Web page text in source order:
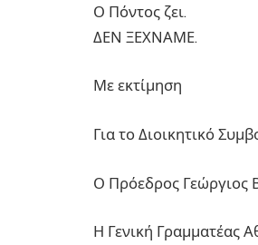
Ο Πόντος ζει.
ΔΕΝ ΞΕΧΝΑΜΕ.
Με εκτίμηση
Για το Διοικητικό
Ο Πρόεδρος Γεώργιος
Η Γενική Γραμματέας